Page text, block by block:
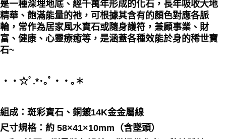
付款後門市自取
免運費
是一種深埋地底、經千萬年形成的化石，長年吸收大地
精華、飽滿能量的祂，可根據其含有的顏色對應各脈
輪，常作為居家風水寶石或隨身護符，兼顧事業、財
富、健康、心靈療癒等，是涵蓋各種效能於身的稀世寶
石~
・・☆ﾟ⁠.⁠*⁠･⁠｡ﾟ・・｡＊
組成： 斑彩寶石、銅鍍14K金金屬線
尺寸規格： 約 58×41×10mm（含墜頭）